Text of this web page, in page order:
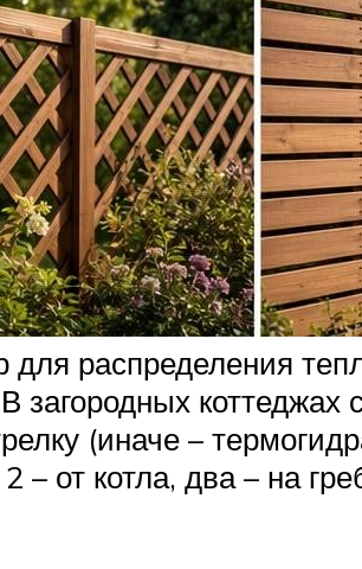
распределения
загородных
(иначе –
– от котла, два – на